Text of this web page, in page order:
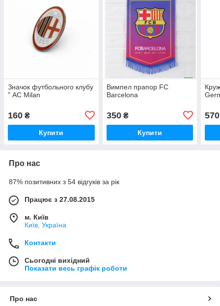
Значок футбольного клубу
" AC Milan
160 ₴
Купити
Вимпел прапор FC
Barcelona
350₴
Купити
570
Про нас
87% позитивних з 54 відгуків за рік
Працює з 27.08.2015
м. Київ
Київ, Україна
Контакти
Сьогодні вихідний
Показати весь графік роботи
Про нас